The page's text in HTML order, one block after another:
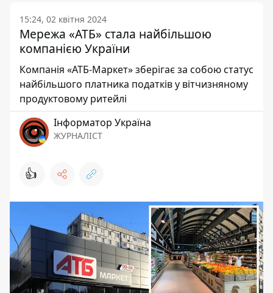
15:24, 02 квітня 2024
Мережа «АТБ» стала найбільшою
компанією України
Компанія «АТБ-Маркет» зберігає за собою статус
найбільшого платника податків у вітчизняному
продуктовому ритейлі
Інформатор Україна
ЖУРНАЛІСТ
👍